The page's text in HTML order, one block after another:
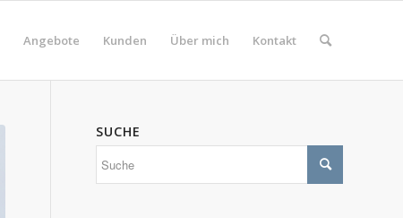
Angebote Kunden Über mich Kontakt
SUCHE